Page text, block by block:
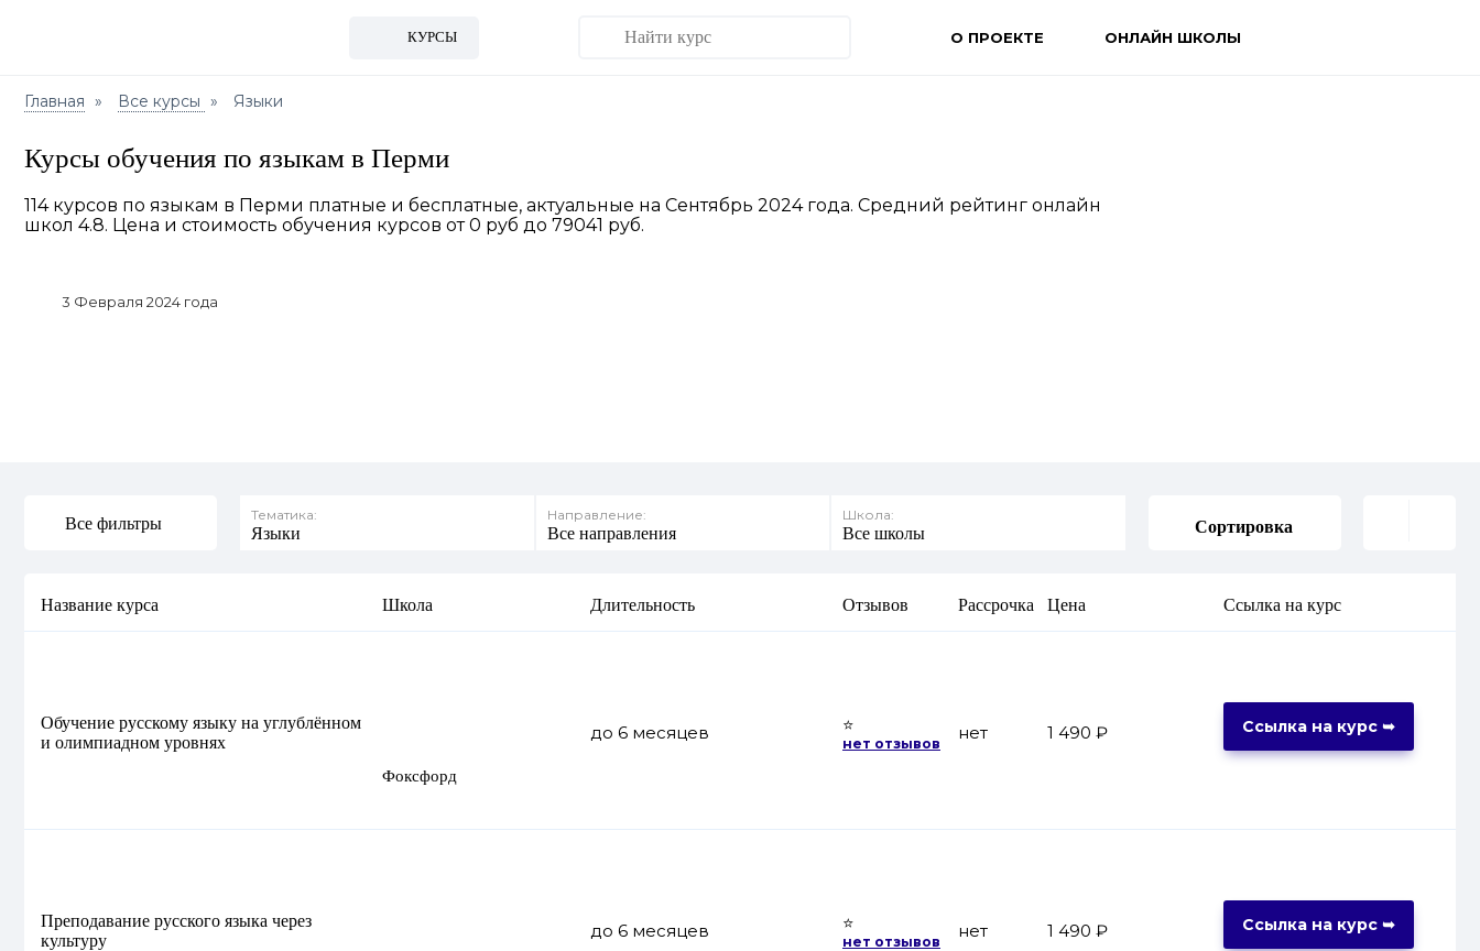
КУРСЫ О ПРОЕКТЕ ОНЛАЙН ШКОЛЫ
Главная Все курсы Языки
Курсы обучения по языкам в Перми
114 курсов по языкам в Перми платные и бесплатные, актуальные на Сентябрь 2024 года. Средний рейтинг онлайн
школ 4.8. Цена и стоимость обучения курсов от 0 руб до 79041 руб.
3 Февраля 2024 года
Все фильтры Тематика:
Языки
Направление:
Все направления
Школа:
Все школы Сортировка
Название курса Школа Длительность Отзывов Рассрочка Цена Ссылка на курс
Обучение русскому языку на углублённом
и олимпиадном уровнях
Фоксфорд
до 6 месяцев ⭐
нет отзывов
нет 1 490 ₽ Ссылка на курс ➥
Преподавание русского языка через
культуру
до 6 месяцев ⭐
нет отзывов
нет 1 490 ₽ Ссылка на курс ➥